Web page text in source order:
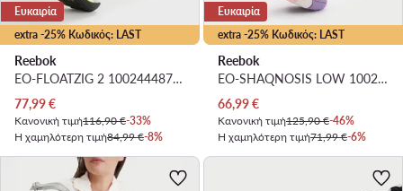
extra -25% Κωδικός: LAST
Ευκαιρία
Reebok
EO-FLOATZIG 2 100244487 · Παπούτσια για Τρέξιμο
Τρέχουσα τιμή
77,99€
Κανονική τιμή116,90 €-33%
Η χαμηλότερη τιμή84,99 €-8%
extra -25% Κωδικός: LAST
Ευκαιρία
Reebok
EO-SHAQNOSIS LOW 100245140 · Μπασκετικά Παπούτσια
Τρέχουσα τιμή
66,99€
Κανονική τιμή125,90 €-46%
Η χαμηλότερη τιμή71,99 €-6%